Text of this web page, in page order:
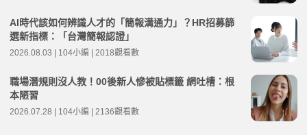
AI時代該如何辨識人才的「簡報溝通力」？HR招募篩
選新指標：「台灣簡報認證」
2026.08.03 | 104小編 | 2018觀看數
職場潛規則沒人教！00後新人慘被貼標籤 網吐槽：根
本陋習
2026.07.28 | 104小編 | 2136觀看數